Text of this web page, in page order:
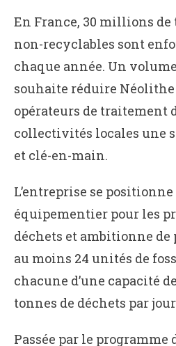
En France, 30 millions de
non-recyclables sont
chaque année. Un
souhaite réduire
opérateurs de traitement
collectivités locales une
et clé-en-main.
L’entreprise se
équipementier pour les
déchets et ambitionne de
au moins 24 unités de
chacune d’une capacité
tonnes de déchets par
Passée par le programme